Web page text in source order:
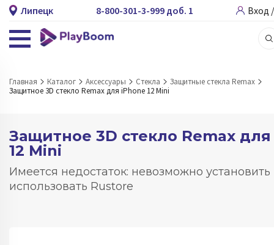
Липецк 8-800-301-3-999 доб. 1 Вход
Главная Каталог Аксессуары Стекла
Защитные стекла Remax
Защитное 3D стекло Remax для iPhone 12 Mini
Защитное 3D стекло Remax
12 Mini
Имеется недостаток: невозможно установить
использовать Rustore